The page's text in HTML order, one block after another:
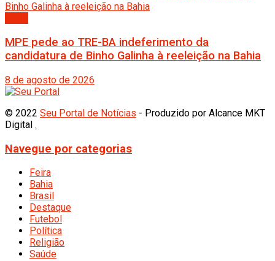
MPE pede ao TRE-BA indeferimento da
candidatura de Binho Galinha à reeleição na Bahia
8 de agosto de 2026
© 2022 Seu Portal de Notícias - Produzido por Alcance MKT
Digital .
Navegue por categorias
Feira
Bahia
Brasil
Destaque
Futebol
Política
Religião
Saúde